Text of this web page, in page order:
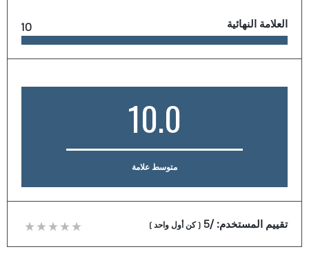
العلامة النهائية 10
10.0
متوسط علامة
تقييم المستخدم:/5
(كن أول واحد )